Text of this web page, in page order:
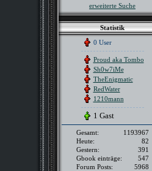
erweiterte Suche
Statistik
0 User
Proud aka Tombo
Sh0w7iMe
TheEnigmatic
RedWater
1210mann
1 Gast
Gesamt:
1193967
Heute:
82
Gestern:
391
Gbook einträge:
547
Forum Posts:
5968